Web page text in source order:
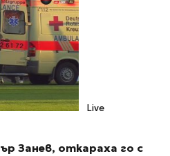
Live
Занев, откараха го с